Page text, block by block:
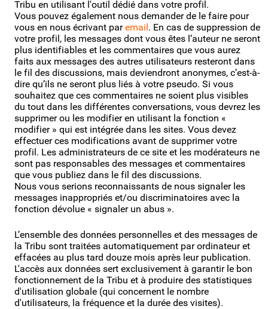
Tribu en utilisant l'outil dédié dans votre profil.
Vous pouvez également nous demander de le faire pour
vous en nous écrivant paremail. En cas de suppression de
votre profil, les messages dont vous êtes l’auteur ne seront
plus identifiables et les commentaires que vous aurez
faits aux messages des autres utilisateurs resteront dans
le fil des discussions, mais deviendront anonymes, c’est-à-
dire qu’ils ne seront plus liés à votre pseudo. Si vous
souhaitez que ces commentaires ne soient plus visibles
du tout dans les différentes conversations, vous devrez les
supprimer ou les modifier en utilisant la fonction «
modifier » qui est intégrée dans les sites. Vous devez
effectuer ces modifications avant de supprimer votre
profil. Les administrateurs de ce site et les modérateurs ne
sont pas responsables des messages et commentaires
que vous publiez dans le fil des discussions.
Nous vous serions reconnaissants de nous signaler les
messages inappropriés et/ou discriminatoires avec la
fonction dévolue « signaler un abus ».
L’ensemble des données personnelles et des messages de
la Tribu sont traitées automatiquement par ordinateur et
effacées au plus tard douze mois après leur publication.
L'accès aux données sert exclusivement à garantir le bon
fonctionnement de la Tribu et à produire des statistiques
d'utilisation globale (qui concernent le nombre
d'utilisateurs, la fréquence et la durée des visites).